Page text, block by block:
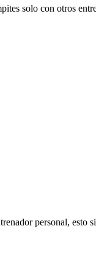
solo con otros
personal, esto